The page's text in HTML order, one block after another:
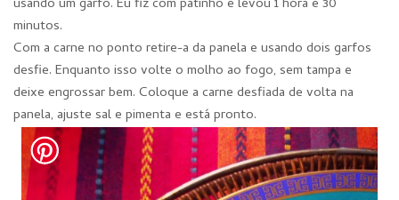
usando um garfo. Eu fiz com patinho e levou 1 hora e 30
minutos.
Com a carne no ponto retire-a da panela e usando dois garfos
desfie. Enquanto isso volte o molho ao fogo, sem tampa e
deixe engrossar bem. Coloque a carne desfiada de volta na
panela, ajuste sal e pimenta e está pronto.